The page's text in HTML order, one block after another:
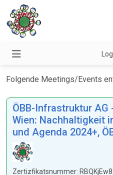
Folgende Meetings/Events
ÖBB-Infrastruktur
Wien: Nachhaltigkeit
und Agenda 2024+,
Zertizfikatsnummer: